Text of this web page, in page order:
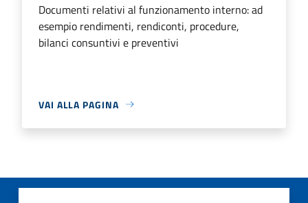
Documenti relativi al funzionamento interno: ad
esempio rendimenti, rendiconti, procedure,
bilanci consuntivi e preventivi
VAI ALLA PAGINA